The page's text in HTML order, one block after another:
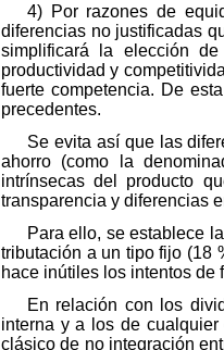
4) Por razones de
diferencias no justificadas
simplificará la elección
productividad y
fuerte competencia. De
precedentes.
Se evita así que las
ahorro (como la
intrínsecas del producto
transparencia y diferencias
Para ello, se establece
tributación a un tipo fijo (18
hace inútiles los intentos de
En relación con los
interna y a los de
clásico de no integración